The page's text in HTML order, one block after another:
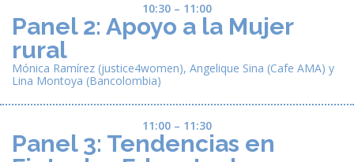
10:30 – 11:00
Panel 2: Apoyo a la Mujer
rural
Mónica Ramírez (justice4women), Angelique Sina (Cafe AMA) y
Lina Montoya (Bancolombia)
11:00 – 11:30
Panel 3: Tendencias en